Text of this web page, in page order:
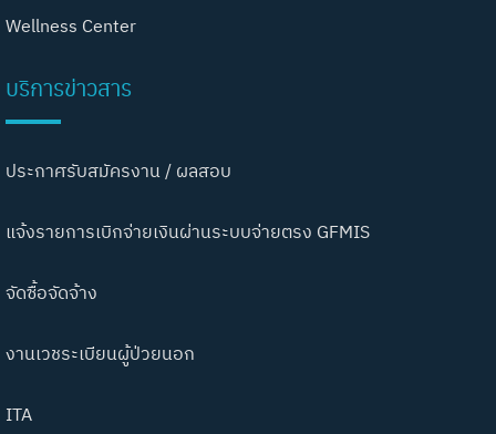
Wellness Center
บริการข่าวสาร
ประกาศรับสมัครงาน / ผลสอบ
แจ้งรายการเบิกจ่ายเงินผ่านระบบจ่ายตรง GFMIS
จัดซื้อจัดจ้าง
งานเวชระเบียนผู้ป่วยนอก
ITA